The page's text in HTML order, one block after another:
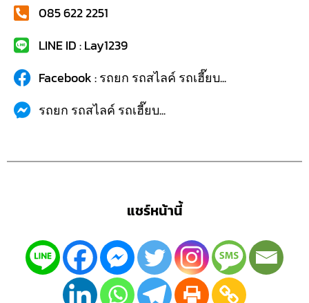
085 622 2251
LINE ID : Lay1239
Facebook : รถยก รถสไลค์ รถเฮี๊ยบ...
รถยก รถสไลค์ รถเฮี๊ยบ...
แชร์หน้านี้